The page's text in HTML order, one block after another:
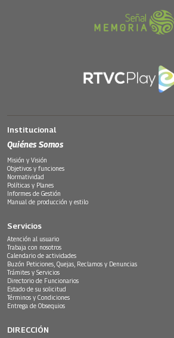
Institucional
Quiénes Somos
Misión y Visión
Objetivos y funciones
Normatividad
Políticas y Planes
Informes de Gestión
Manual de producción y estilo
Servicios
Atención al usuario
Trabaja con nosotros
Calendario de actividades
Buzón Peticiones, Quejas, Reclamos y Denuncias
Trámites y Servicios
Directorio de Funcionarios
Estado de su solicitud
Términos y Condiciones
Entrega de Obsequios
DIRECCIÓN